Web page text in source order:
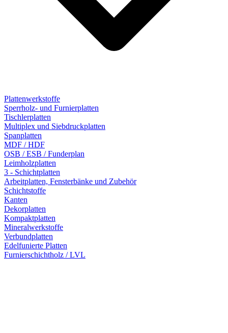
Plattenwerkstoffe
Sperrholz- und Furnierplatten
Tischlerplatten
Multiplex und Siebdruckplatten
Spanplatten
MDF / HDF
OSB / ESB / Funderplan
Leimholzplatten
3 - Schichtplatten
Arbeitplatten, Fensterbänke und Zubehör
Schichtstoffe
Kanten
Dekorplatten
Kompaktplatten
Mineralwerkstoffe
Verbundplatten
Edelfunierte Platten
Furnierschichtholz / LVL